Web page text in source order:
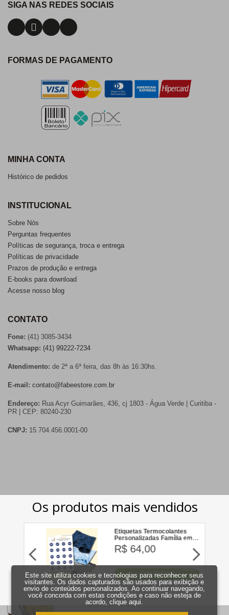
SIGA NAS REDES SOCIAIS
FORMAS DE PAGAMENTO
MINHA CONTA
Histórico de pedidos
INSTITUCIONAL
Sobre Nós
Perguntas frequentes
Políticas de segurança, troca e entrega
Políticas de privacidade
Prazos de produção e entrega
E-books para download
Acesse nosso blog
CONTATO
Fone: (41) 3085-3434
Whatsapp: (41) 99222-7234
Atendimento: de 2ª a 6ª feira, das 8h às 16:30hs.
E-mail: contato@fabeestore.com.br
Endereço: Rua Acyr Guimarães, 436, cj 1803 - Água Verde | Curitiba -
PR | CEP: 80240-230
CNPJ: 15.704.456.0001-00
Este site utiliza cookies e tecnologias para reconhecer seus
visitantes. Os dados capturados são usados para exibição e
envio de conteúdos personalizados. Ao continuar navegando,
você concorda com estas condições e caso não esteja de
acordo,clique aqui.